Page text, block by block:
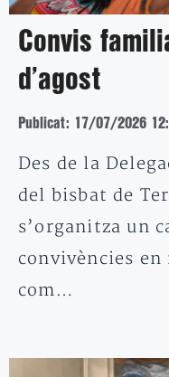
Convis
d’agost
Publicat: 17/07/2026
Des de la
del bisbat de
s’organitza un
convivències
com…